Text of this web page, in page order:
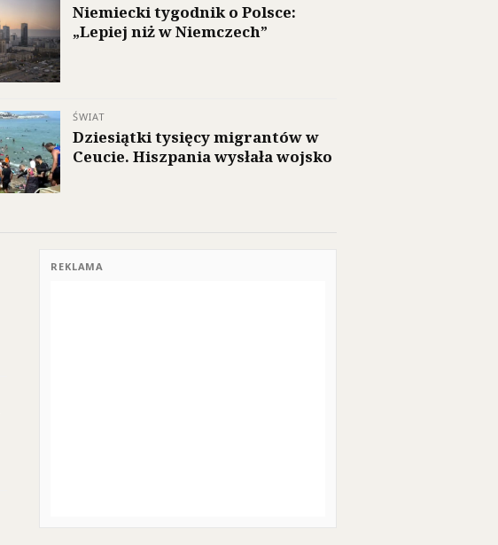
Niemiecki tygodnik o Polsce:
„Lepiej niż w Niemczech”
ŚWIAT
Dziesiątki tysięcy migrantów w
Ceucie. Hiszpania wysłała wojsko
REKLAMA